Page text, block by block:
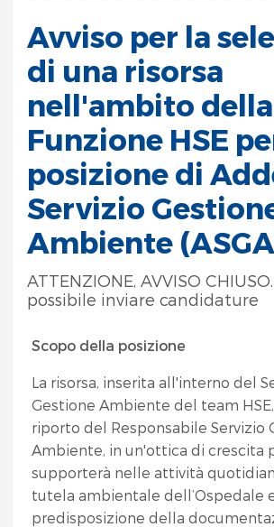
Avviso per la
di una risorsa
nell'ambito della
Funzione HSE
posizione di
Servizio
Ambiente
ATTENZIONE, AVVISO
possibile inviare candidature
Scopo della posizione
La risorsa, inserita all'interno del
Gestione Ambiente del team
riporto del Responsabile Servizio
Ambiente, in un'ottica di crescita
supporterà nelle attività
tutela ambientale dell’Ospedale
predisposizione della